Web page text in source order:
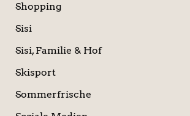
Shopping
Sisi
Sisi, Familie & Hof
Skisport
Sommerfrische